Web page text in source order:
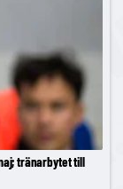
tränarbytet till